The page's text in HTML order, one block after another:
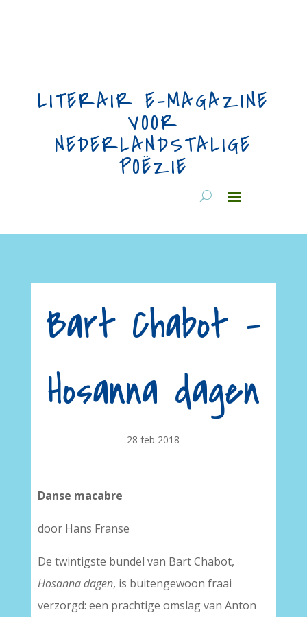
LITERAIR E-MAGAZINE
VOOR
NEDERLANDSTALIGE
POËZIE
Bart Chabot –
Hosanna dagen
28 feb 2018
Danse macabre
door Hans Franse
De twintigste bundel van Bart Chabot,
Hosanna dagen, is buitengewoon fraai
verzorgd: een prachtige omslag van Anton